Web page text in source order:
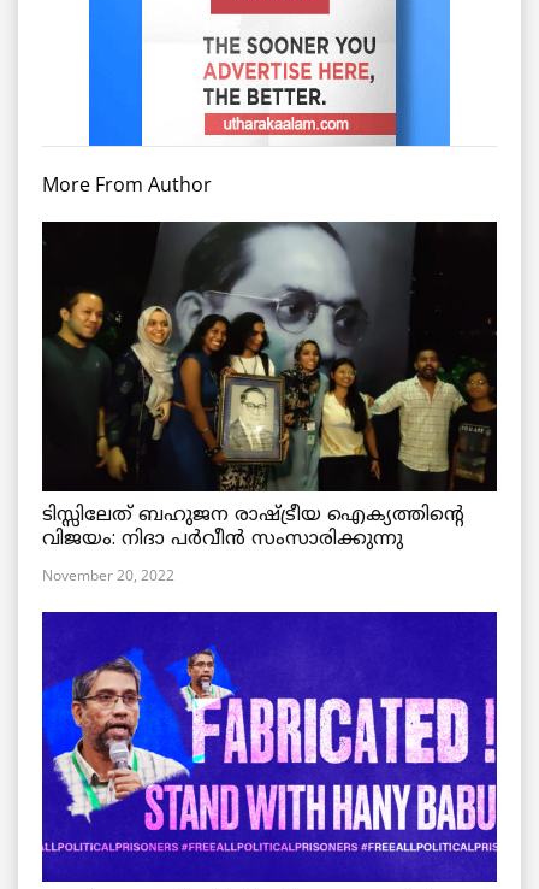
More From Author
ടിസ്സിലേത് ബഹുജന രാഷ്ട്രീയ ഐക്യത്തിന്റെ
വിജയം: നിദാ പർവീൻ സംസാരിക്കുന്നു
November 20, 2022